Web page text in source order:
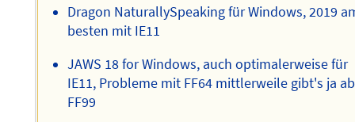
Dragon NaturallySpeaking für Windows, 2019
besten mit IE11
JAWS 18 for Windows, auch optimalerweise für
IE11, Probleme mit FF64 mittlerweile gibt's ja
FF99